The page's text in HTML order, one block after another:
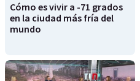
Cómo es vivir a -71 grados
en la ciudad más fría del
mundo